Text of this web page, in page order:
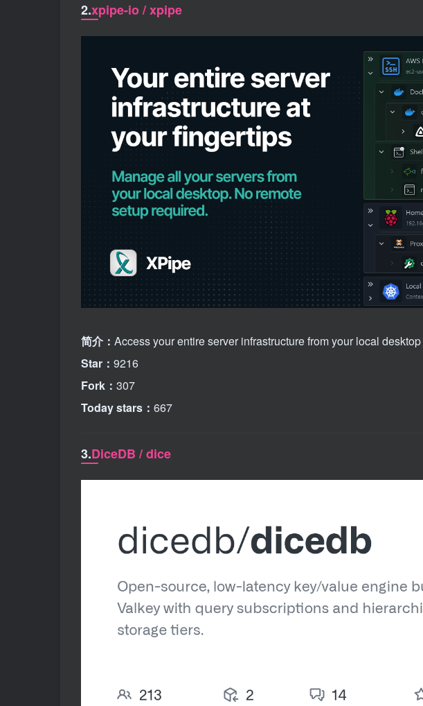
2.xpipe-io / xpipe
简介： Access your entire server infrastructure from your local desktop
Star： 9216
Fork： 307
Today stars： 667
3.DiceDB / dice